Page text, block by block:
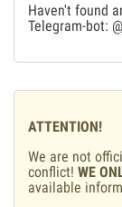
Haven't found
Telegram-bot:
ATTENTION!
We are not
conflict! WE
available